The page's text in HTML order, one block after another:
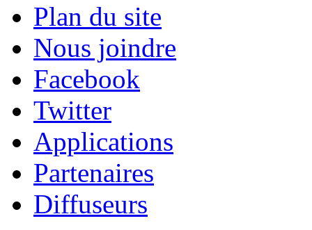
Plan du site
Nous joindre
Facebook
Twitter
Applications
Partenaires
Diffuseurs